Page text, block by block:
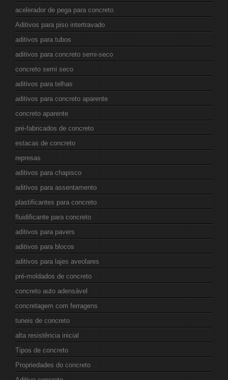
acelerador de pega para concreto
Aditivos para piso intertravado
aditivos para tubos
aditivos para concreto semi-seco
concreto semi seco
aditivos para telhas
aditivos para concreto aparente
concreto aparente
pré-fabricados de concreto
estacas de concreto
represas
aditivos para chapisco
aditivos para assentamento
plastificantes para concreto
fluidificante para concreto
aditivos para pavers
aditivos para blocos
aditivos para lajes aveolares
pré-moldados de concreto
concreto auto adensável
concretagem com ferragens
tuneis de concreto
alta resistência inicial
Tipos de concreto
Propriedades do concreto